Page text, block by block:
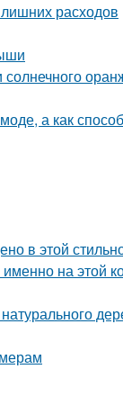
расходов
а как
в этой
на этой